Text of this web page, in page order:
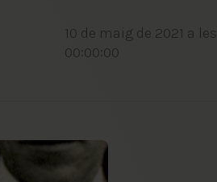
10 de maig de 2021 a les
00:00:00